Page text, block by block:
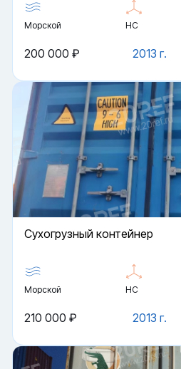
Морской HC
2013 г.
200 000 ₽
Cухогрузный контейнер
Морской HC
2013 г.
210 000 ₽